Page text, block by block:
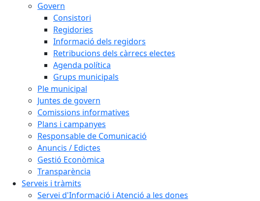
Govern
Consistori
Regidories
Informació dels regidors
Retribucions dels càrrecs electes
Agenda política
Grups municipals
Ple municipal
Juntes de govern
Comissions informatives
Plans i campanyes
Responsable de Comunicació
Anuncis / Edictes
Gestió Econòmica
Transparència
Serveis i tràmits
Servei d'Informació i Atenció a les dones